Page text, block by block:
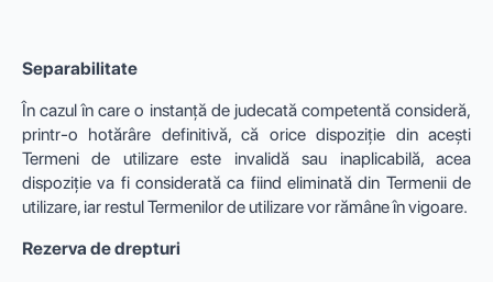
Separabilitate
În cazul în care o instanță de judecată competentă consideră,
printr-o hotărâre definitivă, că orice dispoziție din acești
Termeni de utilizare este invalidă sau inaplicabilă, acea
dispoziție va fi considerată ca fiind eliminată din Termenii de
utilizare, iar restul Termenilor de utilizare vor rămâne în vigoare.
Rezerva de drepturi